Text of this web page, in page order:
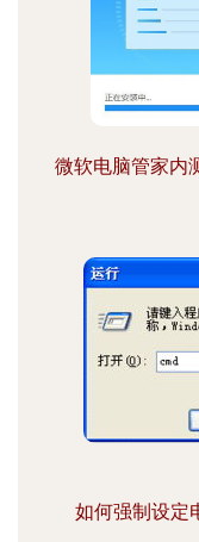
微软电脑管家内
如何强制设定